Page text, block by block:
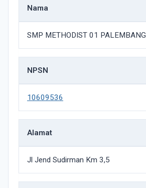
Nama
SMP METHODIST 01 PALEMBANG
NPSN
10609536
Alamat
Jl Jend Sudirman Km 3,5